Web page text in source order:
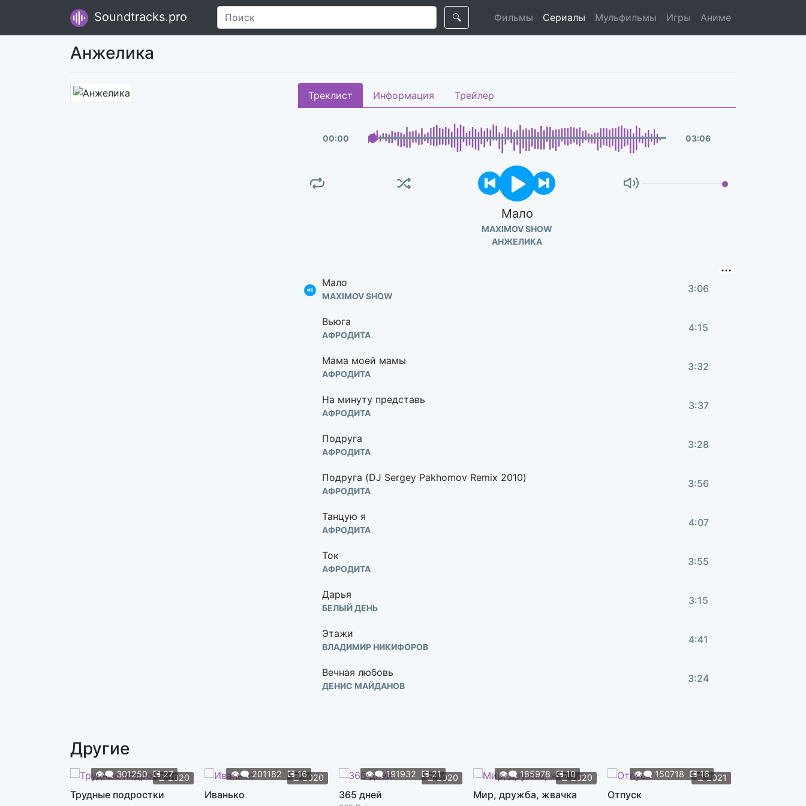
Soundtracks.pro 🔍 Фильмы Сериалы Мульфильмы Игры Аниме
Анжелика
Треклист Информация Трейлер
00:00 03:06
Мало
MAXIMOV SHOW
АНЖЕЛИКА
Мало
MAXIMOV SHOW
3:06
Вьюга
АФРОДИТА
4:15
Мама моей мамы
АФРОДИТА
3:32
На минуту представь
АФРОДИТА
3:37
Подруга
АФРОДИТА
3:28
Подруга (DJ Sergey Pakhomov Remix 2010)
АФРОДИТА
3:56
Танцую я
АФРОДИТА
4:07
Ток
АФРОДИТА
3:55
Дарья
БЕЛЫЙ ДЕНЬ
3:15
Этажи
ВЛАДИМИР НИКИФОРОВ
4:41
Вечная любовь
ДЕНИС МАЙДАНОВ
3:24
Три дороги
ДИНА МИГДАЛ
Другие
📆2020
👁️‍🗨️301250 💽27
Трудные подростки
📆2020
👁️‍🗨️201182 💽16
Иванько
📆2020
👁️‍🗨️191932 💽21
365 дней
📆2020
👁️‍🗨️185978 💽10
Мир, дружба, жвачка
📆2021
👁️‍🗨️ 150718 💽16
Отпуск